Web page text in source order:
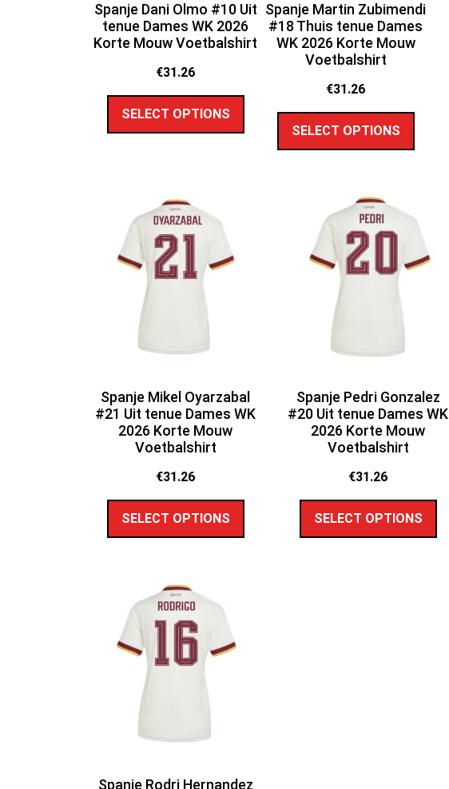
Spanje Dani Olmo #10 Uit
tenue Dames WK 2026
Korte Mouw Voetbalshirt
€31.26
SELECT OPTIONS
Spanje Martin Zubimendi
#18 Thuis tenue Dames
WK 2026 Korte Mouw
Voetbalshirt
€31.26
SELECT OPTIONS
Spanje Mikel Oyarzabal
#21 Uit tenue Dames WK
2026 Korte Mouw
Voetbalshirt
€31.26
SELECT OPTIONS
Spanje Pedri Gonzalez
#20 Uit tenue Dames WK
2026 Korte Mouw
Voetbalshirt
€31.26
SELECT OPTIONS
Spanje Rodri Hernandez